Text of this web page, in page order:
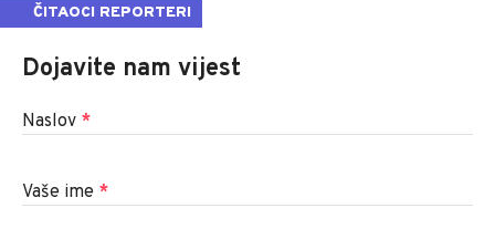
ČITAOCI REPORTERI
Dojavite nam vijest
Naslov *
Vaše ime *